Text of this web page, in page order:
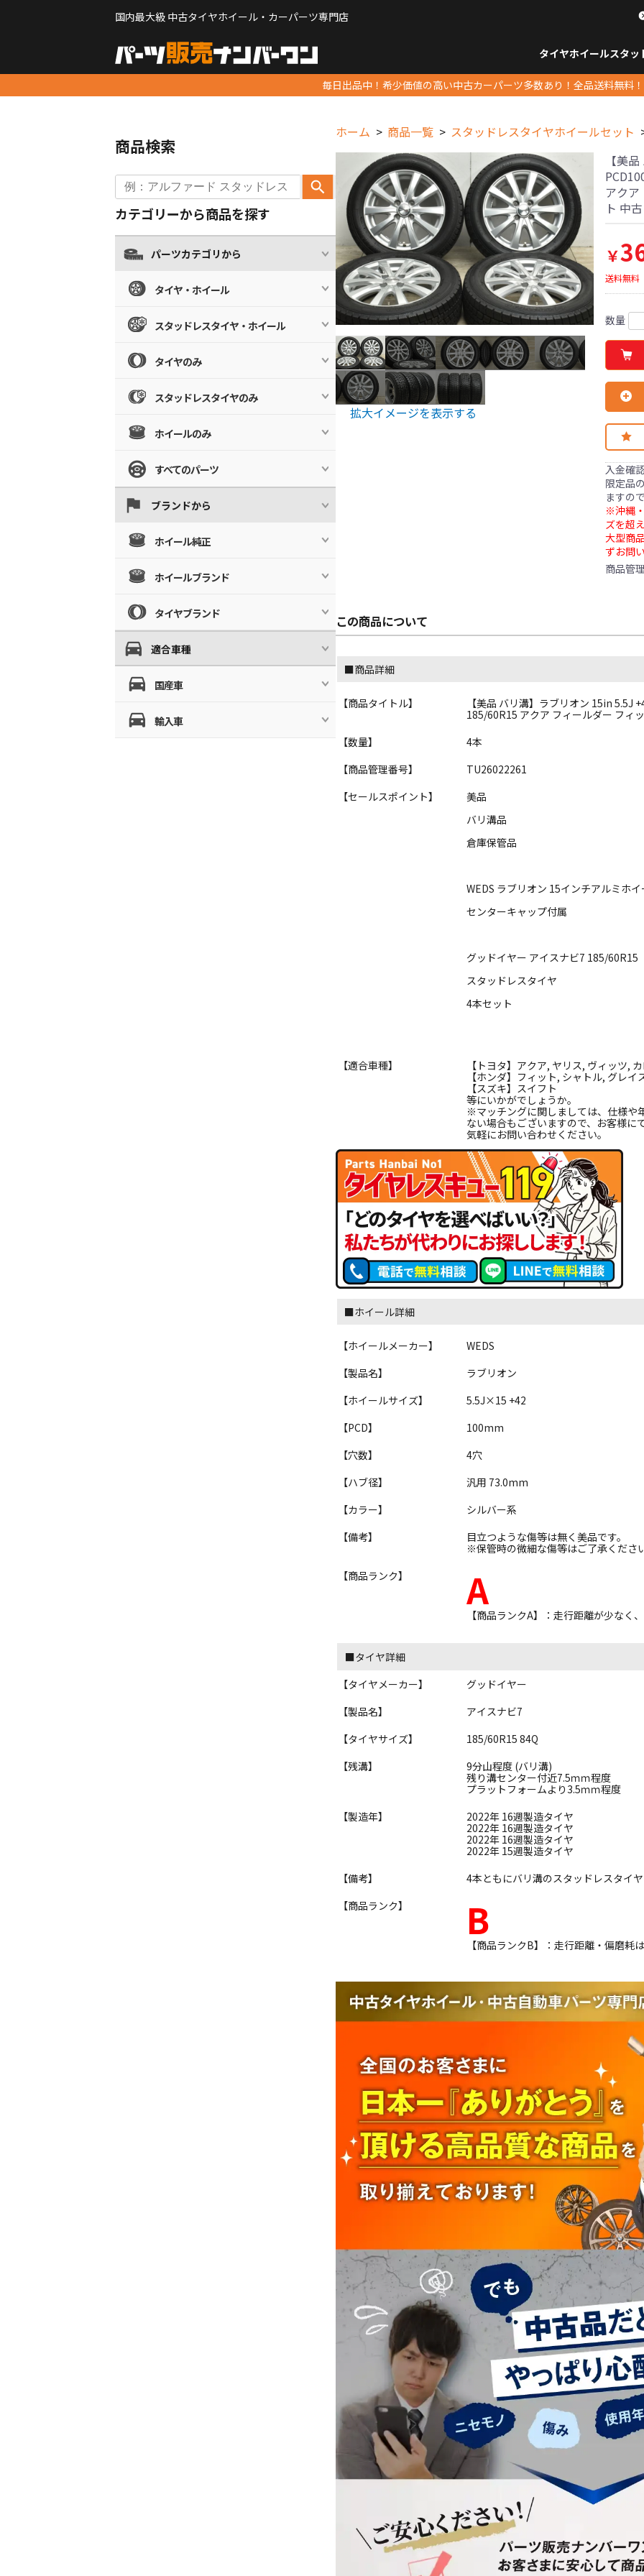
国内最大級 中古タイヤホイール・カーパーツ専門店
タイヤホイールスタッ
毎日出品中！希少価値の高い中古カーパーツ多数あり！全品送料無料！
ホーム 商品一覧 スタッドレスタイヤホイールセット
拡大イメージを表示する
【美
アクア
ト 中
￥
送料無料
数量
入金確
限定品
ますの
※沖縄
ズを超
大型商
ずお問
商品管
この商品について
■商品詳細
【商品タイトル】
【美品 バリ溝】ラブリオン 15in 5.5J
185/60R15 アクア フィールダー フィ
【数量】
4本
【商品管理番号】
TU26022261
【セールスポイント】
美品
バリ溝品
倉庫保管品
WEDS ラブリオン 15インチアルミホ
センターキャップ付属
グッドイヤー アイスナビ7 185/60R15
スタッドレスタイヤ
4本セット
【適合車種】
【トヨタ】アクア, ヤリス, ヴィッツ,
【ホンダ】フィット, シャトル, グレイ
【スズキ】スイフト
等にいかがでしょうか。
※マッチングに関しましては、仕様や
ない場合もございますので、お客様
気軽にお問い合わせください。
■ホイール詳細
【ホイールメーカー】
WEDS
【製品名】
ラブリオン
【ホイールサイズ】
5.5J×15 +42
【PCD】
100mm
【穴数】
4穴
【ハブ径】
汎用 73.0mm
【カラー】
シルバー系
【備考】
目立つような傷等は無く美品です。
※保管時の微細な傷等はご了承くださ
【商品ランク】
A
【商品ランクA】：走行距離が少なく
■タイヤ詳細
【タイヤメーカー】
グッドイヤー
【製品名】
アイスナビ7
【タイヤサイズ】
185/60R15 84Q
【残溝】
9分山程度 (バリ溝)
残り溝センター付近7.5ｍｍ程度
プラットフォームより3.5ｍｍ程度
【製造年】
2022年 16週製造タイヤ
2022年 16週製造タイヤ
2022年 16週製造タイヤ
2022年 15週製造タイヤ
【備考】
4本ともにバリ溝のスタッドレスタイ
【商品ランク】
B
【商品ランクB】：走行距離・偏磨
商品検索
カテゴリーから商品を探す
パーツカテゴリから
タイヤ・ホイール
スタッドレスタイヤ・ホイール
タイヤのみ
スタッドレスタイヤのみ
ホイールのみ
すべてのパーツ
ブランドから
ホイール純正
ホイールブランド
タイヤブランド
適合車種
国産車
輸入車